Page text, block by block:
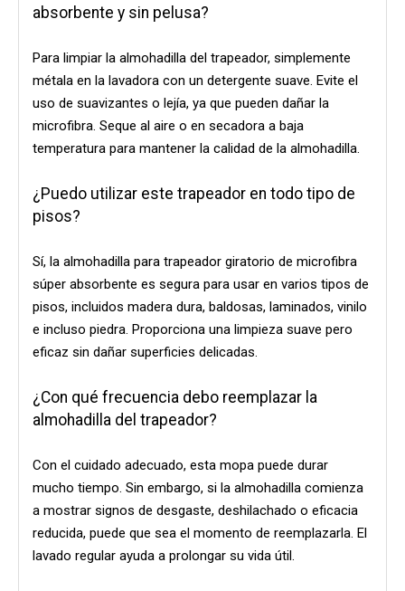
absorbente y sin pelusa?
Para limpiar la almohadilla del trapeador, simplemente
métala en la lavadora con un detergente suave. Evite el
uso de suavizantes o lejía, ya que pueden dañar la
microfibra. Seque al aire o en secadora a baja
temperatura para mantener la calidad de la almohadilla.
¿Puedo utilizar este trapeador en todo tipo de
pisos?
Sí, la almohadilla para trapeador giratorio de microfibra
súper absorbente es segura para usar en varios tipos de
pisos, incluidos madera dura, baldosas, laminados, vinilo
e incluso piedra. Proporciona una limpieza suave pero
eficaz sin dañar superficies delicadas.
¿Con qué frecuencia debo reemplazar la
almohadilla del trapeador?
Con el cuidado adecuado, esta mopa puede durar
mucho tiempo. Sin embargo, si la almohadilla comienza
a mostrar signos de desgaste, deshilachado o eficacia
reducida, puede que sea el momento de reemplazarla. El
lavado regular ayuda a prolongar su vida útil.